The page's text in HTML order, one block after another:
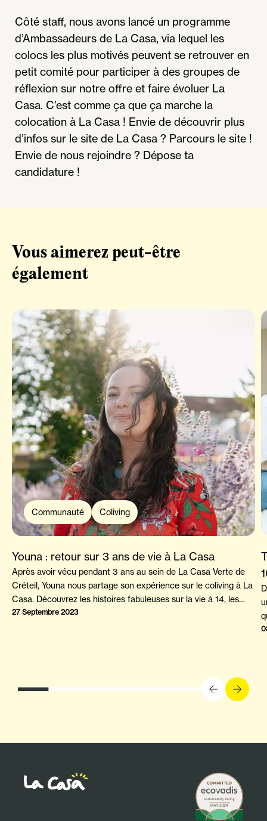
Côté staff, nous avons lancé un programme
d’Ambassadeurs de La Casa, via lequel les
colocs les plus motivés peuvent se retrouver en
petit comité pour participer à des groupes de
réflexion sur notre offre et faire évoluer La
Casa. C’est comme ça que ça marche la
colocation à La Casa ! Envie de découvrir plus
d’infos sur le site de La Casa ? Parcours le site !
Envie de nous rejoindre ? Dépose ta
candidature !
Vous aimerez peut-être
également
Communauté Coliving
Youna : retour sur 3 ans de vie à La Casa
Après avoir vécu pendant 3 ans au sein de La Casa Verte de
Créteil, Youna nous partage son expérience sur le coliving à La
Casa. Découvrez les histoires fabuleuses sur la vie à 14, les
amitiés et le début au sein d'une nouvelle "famille".
27 Septembre 2023